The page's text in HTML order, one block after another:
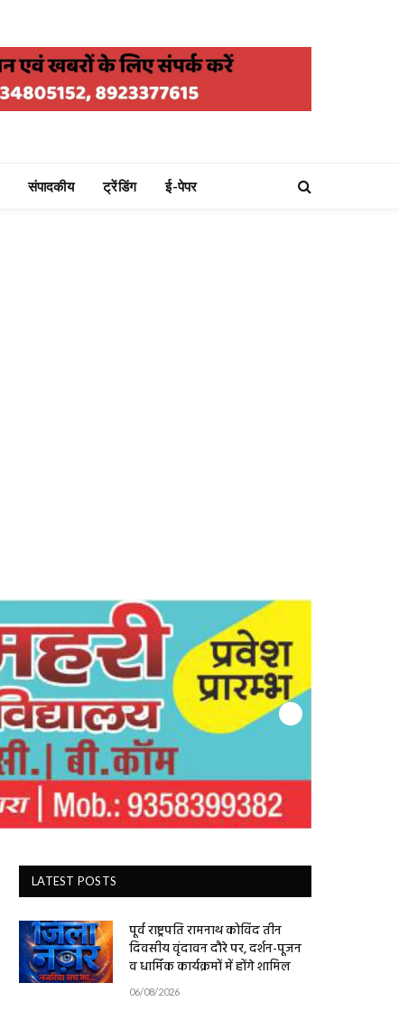
संपादकीय ट्रेंडिंग ई-पेपर
LATEST POSTS
पूर्व राष्ट्रपति रामनाथ कोविंद तीन
दिवसीय वृंदावन दौरे पर, दर्शन-पूजन
व धार्मिक कार्यक्रमों में होंगे शामिल
06/08/2026